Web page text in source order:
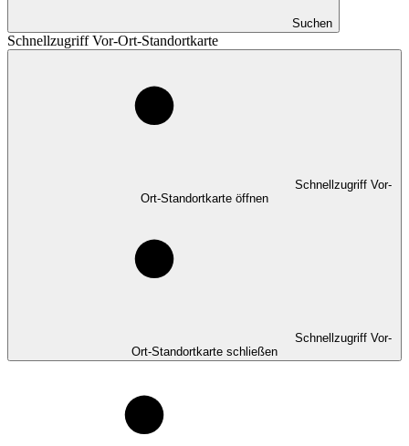
Suchen
Schnellzugriff Vor-Ort-Standortkarte
Schnellzugriff Vor-
Ort-Standortkarte öffnen
Schnellzugriff Vor-
Ort-Standortkarte schließen